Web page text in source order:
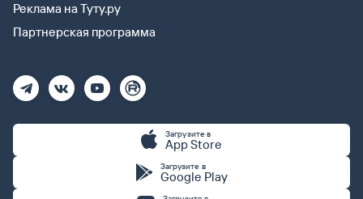
Реклама на Туту.ру
Партнерская программа
Загрузите в
App Store
Загрузите в
Google Play